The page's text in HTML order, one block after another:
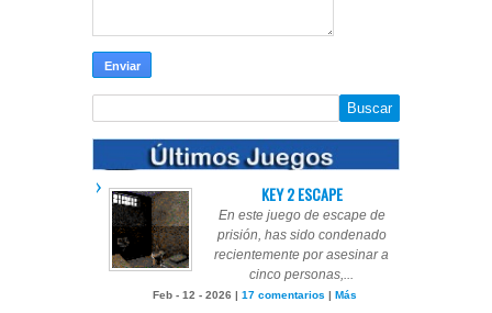
KEY 2 ESCAPE
En este juego de escape de
prisión, has sido condenado
recientemente por asesinar a
cinco personas,...
Feb - 12 - 2026 | 17 comentarios | Más